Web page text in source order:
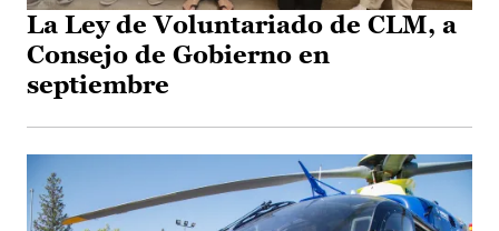
La Ley de Voluntariado de CLM, a
Consejo de Gobierno en
septiembre